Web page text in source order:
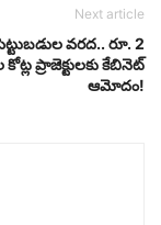
Next article
వరద.. రూ. 2
కోట్ల ప్రాజెక్టులకు కేబినెట్
ఆమోదం!